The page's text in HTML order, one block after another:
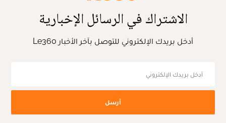
الاشتراك في الرسائل الإخبارية
أدخل بريدك الإلكتروني للتوصل بآخر الأخبار Le360
أرسل